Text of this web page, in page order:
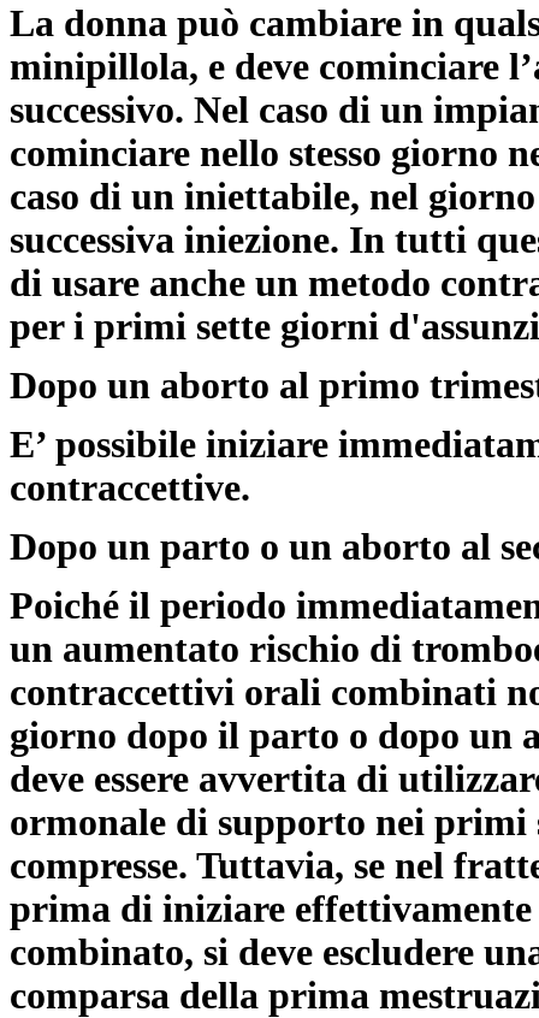
La donna può cambiare in
minipillola, e deve cominciare
successivo. Nel caso di un
cominciare nello stesso giorno
caso di un iniettabile, nel
successiva iniezione. In tutti
di usare anche un metodo
per i primi sette giorni
Dopo un aborto al primo
E’ possibile iniziare
contraccettive.
Dopo un parto o un aborto al
Poiché il periodo
un aumentato rischio di
contraccettivi orali combinati
giorno dopo il parto o dopo un
deve essere avvertita di
ormonale di supporto nei primi
compresse. Tuttavia, se nel
prima di iniziare effettivamente
combinato, si deve escludere
comparsa della prima